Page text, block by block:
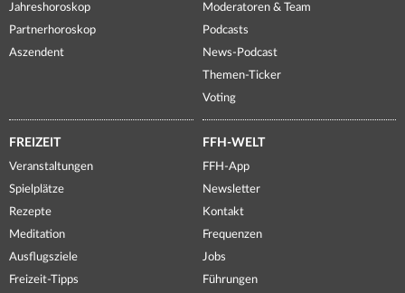
Jahreshoroskop
Partnerhoroskop
Aszendent
Moderatoren & Team
Podcasts
News-Podcast
Themen-Ticker
Voting
FREIZEIT
Veranstaltungen
Spielplätze
Rezepte
Meditation
Ausflugsziele
Freizeit-Tipps
FFH-WELT
FFH-App
Newsletter
Kontakt
Frequenzen
Jobs
Führungen